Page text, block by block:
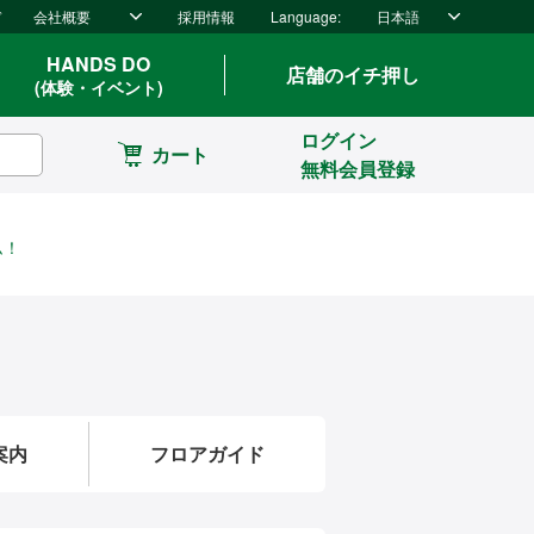
会社概要 採用情報 Language: 日本語
HANDS DO
(体験・イベント) 店舗のイチ押し
カート
ログイン
無料会員登録
内 フロアガイド